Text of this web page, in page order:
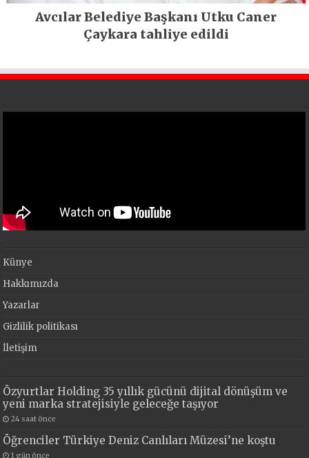
Avcılar Belediye Başkanı Utku Caner
Çaykara tahliye edildi
Künye
Hakkımızda
Yazarlar
Gizlilik politikası
İletişim
Özyurtlar Holding 35 yıllık gücünü dijital dönüşüm ve
yeni marka stratejisiyle geleceğe taşıyor
24 saat önce
Öğrenciler Türkiye Deniz Canlıları Müzesi’ne koştu
1 gün önce